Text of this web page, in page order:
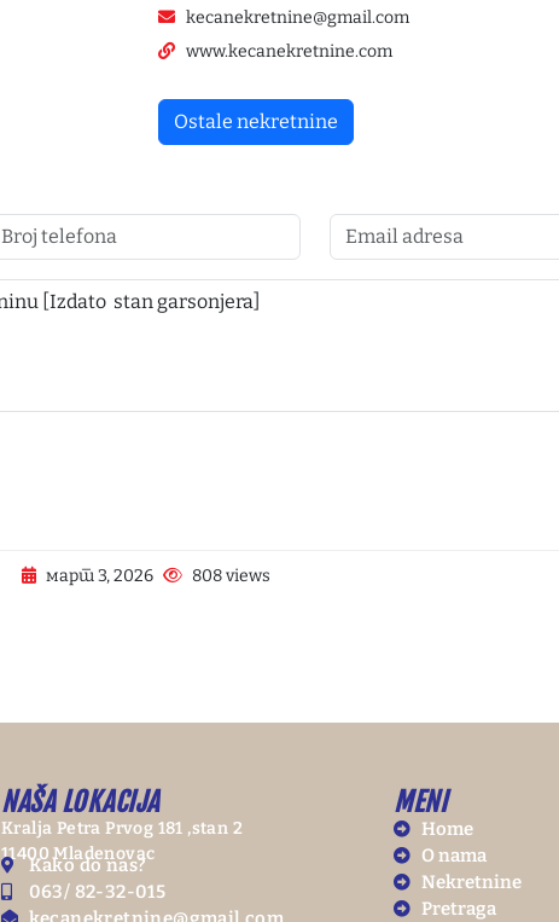
kecanekretnine@gmail.com
www.kecanekretnine.com
Ostale nekretnine
март 3, 2026 808 views
NAŠA LOKACIJA
Kralja Petra Prvog 181 ,stan 2
11400 Mladenovac
Kako do nas?
063/ 82-32-015
MENI
Home
O nama
Nekretnine
Pretraga